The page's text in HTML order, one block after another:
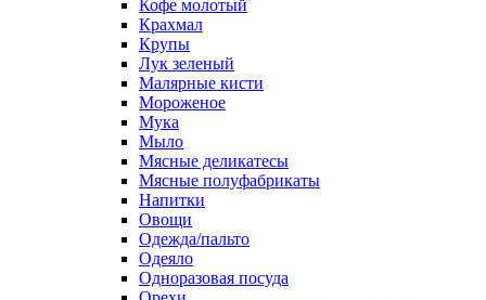
Кофе молотый
Крахмал
Крупы
Лук зеленый
Малярные кисти
Мороженое
Мука
Мыло
Мясные деликатесы
Мясные полуфабрикаты
Напитки
Овощи
Одежда/пальто
Одеяло
Одноразовая посуда